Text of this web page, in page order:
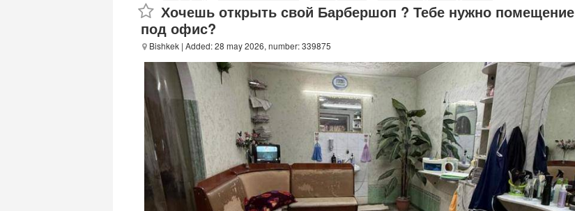
Хочешь открыть свой Барбершоп ? Тебе нужно помещение
под офис?
Bishkek | Added: 28 may 2026, number: 339875